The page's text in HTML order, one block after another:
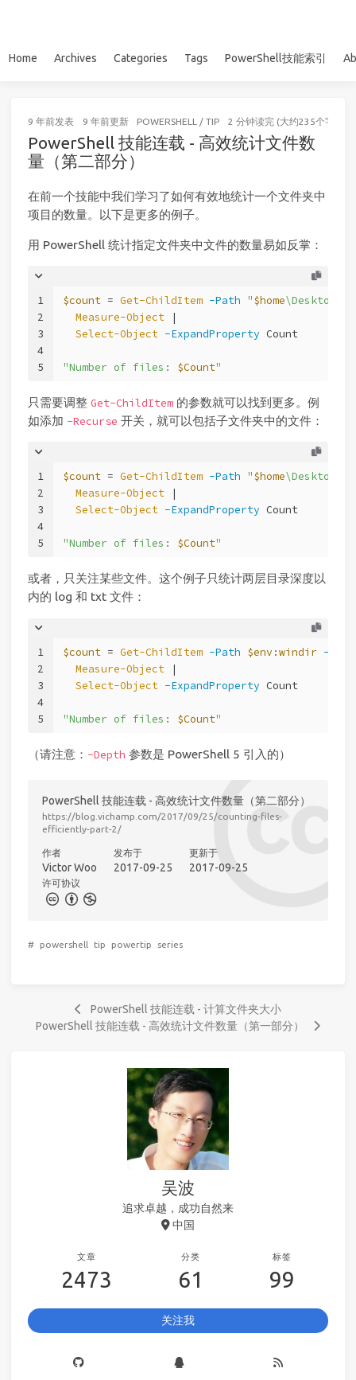
Home Archives Categories Tags PowerShell技能索引
9 年前发表 9 年前更新 POWERSHELL / TIP 2 分钟读完 (大约235个字)
PowerShell 技能连载 - 高效统计文件数
量（第二部分）
在前一个技能中我们学习了如何有效地统计一个文件夹中
项目的数量。以下是更多的例子。
用 PowerShell 统计指定文件夹中文件的数量易如反掌：
1
2
3
4
5
$count = Get-ChildItem -Path "$home\Desktop"
Measure-Object |
Select-Object -ExpandProperty Count
"Number of files: $Count"
只需要调整 Get-ChildItem 的参数就可以找到更多。例
如添加 -Recurse 开关，就可以包括子文件夹中的文件：
1
2
3
4
5
$count = Get-ChildItem -Path "$home\Desktop"
Measure-Object |
Select-Object -ExpandProperty Count
"Number of files: $Count"
或者，只关注某些文件。这个例子只统计两层目录深度以
内的 log 和 txt 文件：
1
2
3
4
5
$count = Get-ChildItem -Path $env:windir -
Measure-Object |
Select-Object -ExpandProperty Count
"Number of files: $Count"
（请注意： -Depth 参数是 PowerShell 5 引入的）
PowerShell 技能连载 - 高效统计文件数量（第二部分）
https://blog.vichamp.com/2017/09/25/counting-files-
efficiently-part-2/
作者
Victor Woo
发布于
2017-09-25
更新于
2017-09-25
许可协议
# powershell tip powertip series
PowerShell 技能连载 - 计算文件夹大小
PowerShell 技能连载 - 高效统计文件数量（第一部分）
吴波
追求卓越，成功自然来
中国
文章
2473
分类
61
标签
99
关注我